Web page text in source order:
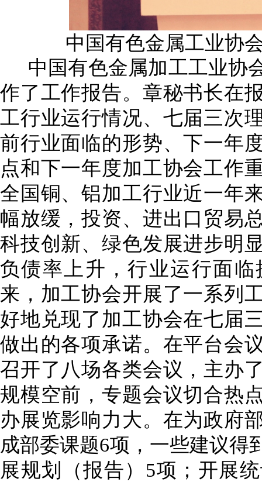
中国有色金属工业协
中国有色金属加工工业协
作了工作报告。章秘书长在
工行业运行情况、七届三次
前行业面临的形势、下一年
点和下一年度加工协会工作
全国铜、铝加工行业近一年
幅放缓，投资、进出口贸易
科技创新、绿色发展进步明
负债率上升，行业运行面
来，加工协会开展了一系列
好地兑现了加工协会在七届
做出的各项承诺。在平台会
召开了八场各类会议，主办
规模空前，专题会议切合热
办展览影响力大。在为政府
成部委课题6项，一些建议得
展规划（报告） 5项；开展